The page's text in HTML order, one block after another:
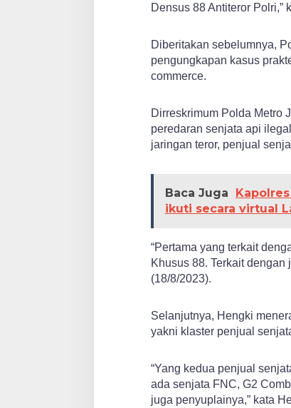
Densus 88 Antiteror Polri,”
Diberitakan sebelumnya,
pengungkapan kasus
commerce.
Dirreskrimum Polda Metro
peredaran senjata api
jaringan teror, penjual
Baca Juga
ikuti secara virtual
“Pertama yang terkait
Khusus 88. Terkait dengan
(18/8/2023).
Selanjutnya, Hengki
yakni klaster penjual
“Yang kedua penjual
ada senjata FNC, G2
juga penyuplainya,” kata